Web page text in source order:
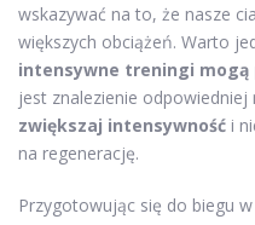
wskazywać na to, że nasze
większych obciążeń. Warto
intensywne treningi mogą
jest znalezienie odpowiedniej
zwiększaj intensywność i
na regenerację.
Przygotowując się do biegu